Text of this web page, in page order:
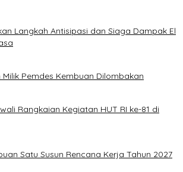
Langkah Antisipasi dan Siaga Dampak El
Pemdes Kembuan Dilombakan
Rangkaian Kegiatan HUT RI ke-81 di
Satu Susun Rencana Kerja Tahun 2027